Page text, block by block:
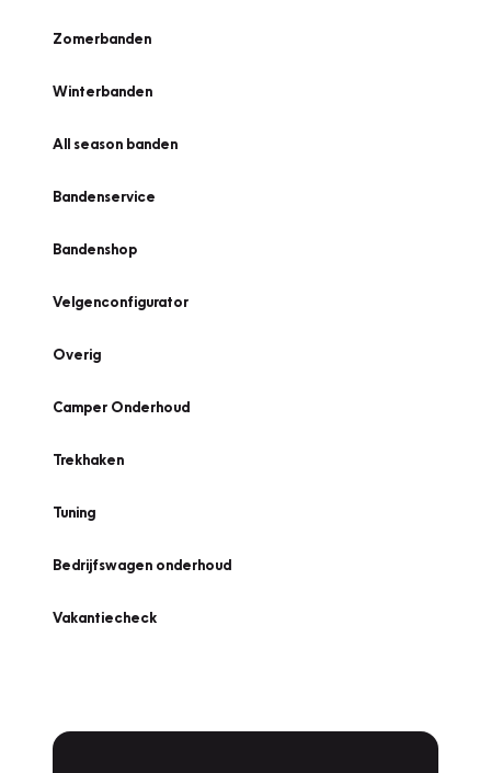
Zomerbanden
Winterbanden
All season banden
Bandenservice
Bandenshop
Velgenconfigurator
Overig
Camper Onderhoud
Trekhaken
Tuning
Bedrijfswagen onderhoud
Vakantiecheck